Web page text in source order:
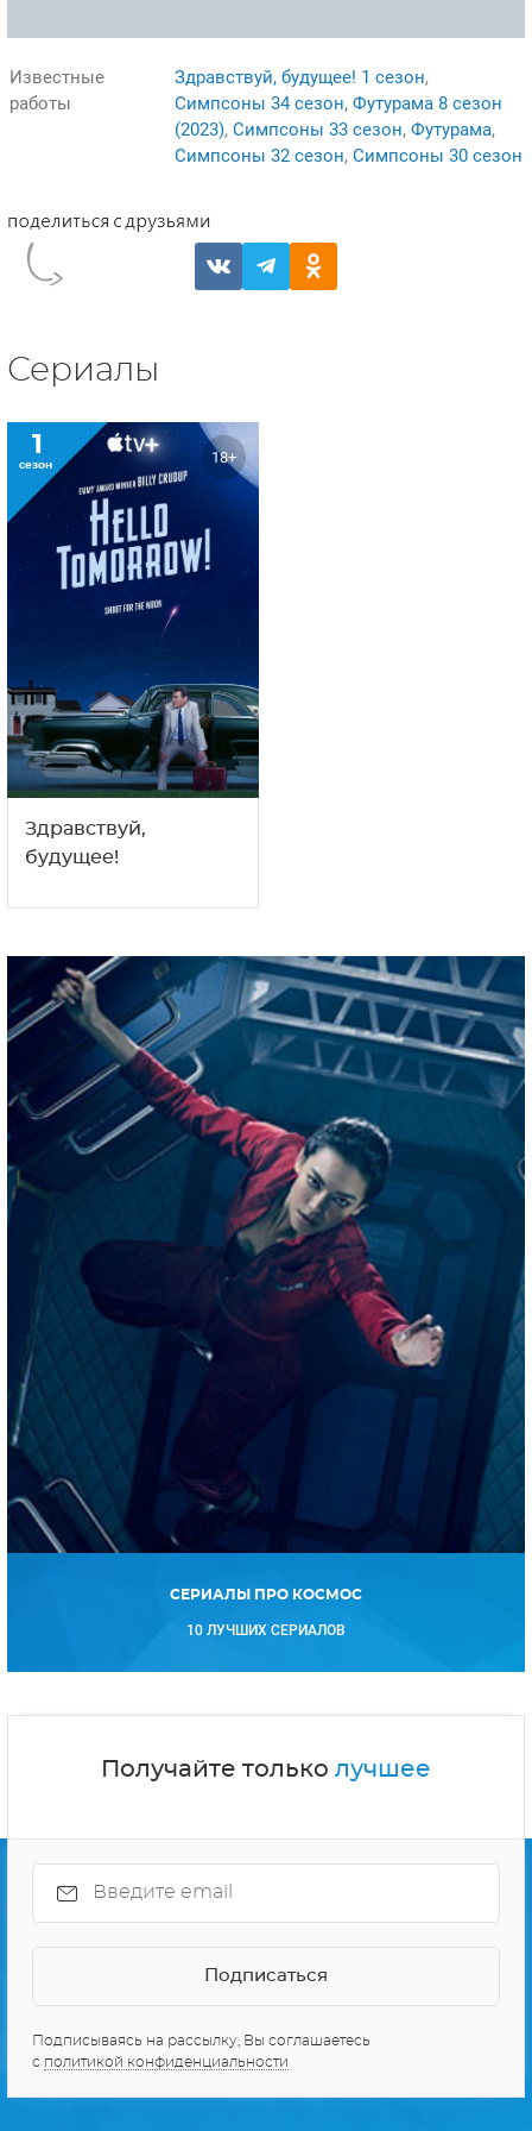
Известные
работы
Здравствуй, будущее! 1 сезон,
Симпсоны 34 сезон, Футурама 8 сезон
(2023), Симпсоны 33 сезон, Футурама,
Симпсоны 32 сезон, Симпсоны 30 сезон
Сериалы
1
сезон 18+
Здравствуй,
будущее!
СЕРИАЛЫ ПРО КОСМОС
10 ЛУЧШИХ СЕРИАЛОВ
Получайте только лучшее
Подписываясь на рассылку, Вы соглашаетесь
с политикой конфиденциальности